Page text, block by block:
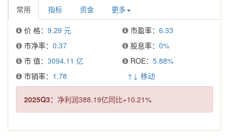
常用 指标 资金 更多
价 格： 9.29 元 市盈率： 6.33
市净率： 0.37 股息率： 0%
市 值： 3094.11 亿 ROE： 5.88%
市销率： 1.78 ↑↓ 移动
2025Q3： 净利润388.19亿同比+10.21%